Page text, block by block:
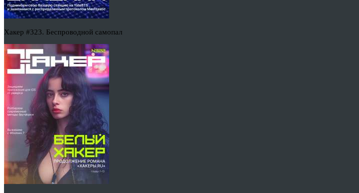
Хакер #323. Беспроводной самопал